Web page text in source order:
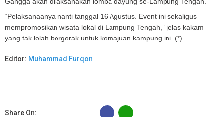
“Pelaksanaanya nanti tanggal 16 Agustus. Event ini sekaligus
mempromosikan wisata lokal di Lampung Tengah,” jelas kakam
yang tak lelah bergerak untuk kemajuan kampung ini. (*)
Editor: Muhammad Furqon
Share On:
B